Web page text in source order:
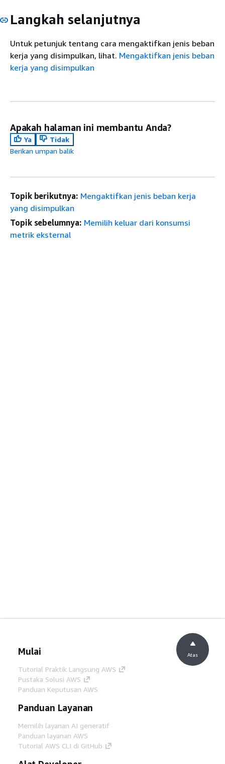
Langkah selanjutnya
Untuk petunjuk tentang cara mengaktifkan jenis beban
kerja yang disimpulkan, lihat. Mengaktifkan jenis beban
kerja yang disimpulkan
Apakah halaman ini membantu Anda?
Ya
Tidak
Berikan umpan balik
Topik berikutnya: Mengaktifkan jenis beban kerja
yang disimpulkan
Topik sebelumnya: Memilih keluar dari konsumsi
metrik eksternal
Mulai
Tutorial Praktik Langsung AWS
Pustaka Solusi AWS
Panduan Keputusan AWS
Panduan Layanan
Memilih layanan AI generatif
Panduan layanan AWS
Tutorial AWS CLI di GitHub
Atas